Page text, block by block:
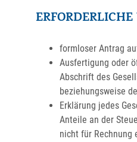
formloser Antrag
Ausfertigung oder
Abschrift des
beziehungsweise
Erklärung jedes
Anteile an der
nicht für Rechnung